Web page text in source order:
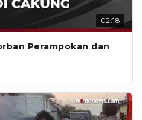
02:18
Perampokan dan